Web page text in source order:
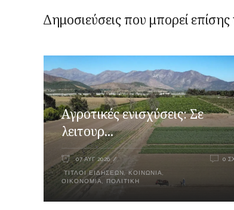
Δημοσιεύσεις που μπορεί
Αγροτικές ενισχύσεις: Σε
λειτουρ...
07 ΑΥΓ 2026
ΤΊΤΛΟΙ ΕΙΔΉΣΕΩΝ ΚΟΙΝΩΝΊΑ
ΟΙΚΟΝΟΜΊΑ
ΠΟΛΙΤΙΚΉ
0